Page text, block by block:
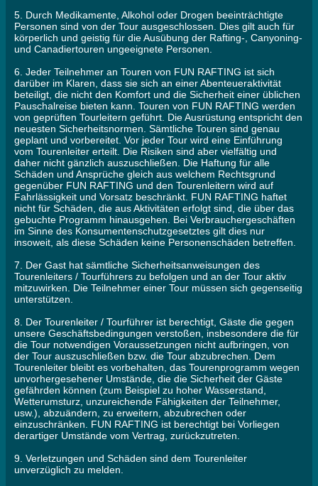
5. Durch Medikamente, Alkohol oder Drogen beeinträchtigte
Personen sind von der Tour ausgeschlossen. Dies gilt auch für
körperlich und geistig für die Ausübung der Rafting-, Canyoning-
und Canadiertouren ungeeignete Personen.
6. Jeder Teilnehmer an Touren von FUN RAFTING ist sich
darüber im Klaren, dass sie sich an einer Abenteueraktivität
beteiligt, die nicht den Komfort und die Sicherheit einer üblichen
Pauschalreise bieten kann. Touren von FUN RAFTING werden
von geprüften Tourleitern geführt. Die Ausrüstung entspricht den
neuesten Sicherheitsnormen. Sämtliche Touren sind genau
geplant und vorbereitet. Vor jeder Tour wird eine Einführung
vom Tourenleiter erteilt. Die Risiken sind aber vielfältig und
daher nicht gänzlich auszuschließen. Die Haftung für alle
Schäden und Ansprüche gleich aus welchem Rechtsgrund
gegenüber FUN RAFTING und den Tourenleitern wird auf
Fahrlässigkeit und Vorsatz beschränkt. FUN RAFTING haftet
nicht für Schäden, die aus Aktivitäten erfolgt sind, die über das
gebuchte Programm hinausgehen. Bei Verbrauchergeschäften
im Sinne des Konsumentenschutzgesetztes gilt dies nur
insoweit, als diese Schäden keine Personenschäden betreffen.
7. Der Gast hat sämtliche Sicherheitsanweisungen des
Tourenleiters / Tourführers zu befolgen und an der Tour aktiv
mitzuwirken. Die Teilnehmer einer Tour müssen sich gegenseitig
unterstützen.
8. Der Tourenleiter / Tourführer ist berechtigt, Gäste die gegen
unsere Geschäftsbedingungen verstoßen, insbesondere die für
die Tour notwendigen Voraussetzungen nicht aufbringen, von
der Tour auszuschließen bzw. die Tour abzubrechen. Dem
Tourenleiter bleibt es vorbehalten, das Tourenprogramm wegen
unvorhergesehener Umstände, die die Sicherheit der Gäste
gefährden können (zum Beispiel zu hoher Wasserstand,
Wetterumsturz, unzureichende Fähigkeiten der Teilnehmer,
usw.), abzuändern, zu erweitern, abzubrechen oder
einzuschränken. FUN RAFTING ist berechtigt bei Vorliegen
derartiger Umstände vom Vertrag, zurückzutreten.
9. Verletzungen und Schäden sind dem Tourenleiter
unverzüglich zu melden.